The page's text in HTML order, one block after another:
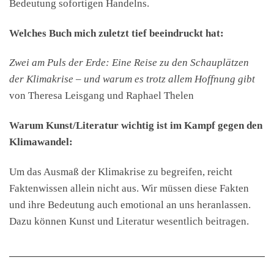
Bedeutung sofortigen Handelns.
Welches Buch mich zuletzt tief beeindruckt hat:
Zwei am Puls der Erde: Eine Reise zu den Schauplätzen
der Klimakrise – und warum es trotz allem Hoffnung gibt
von Theresa Leisgang und Raphael Thelen
Warum Kunst/Literatur wichtig ist im Kampf gegen den
Klimawandel:
Um das Ausmaß der Klimakrise zu begreifen, reicht
Faktenwissen allein nicht aus. Wir müssen diese Fakten
und ihre Bedeutung auch emotional an uns heranlassen.
Dazu können Kunst und Literatur wesentlich beitragen.